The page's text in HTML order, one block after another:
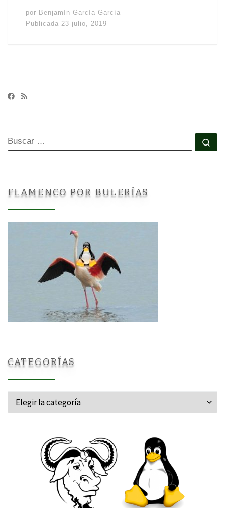
por Benjamín García García
Publicada 23 julio, 2019
BUSCAR
FLAMENCO POR BULERÍAS
CATEGORÍAS
Categorías